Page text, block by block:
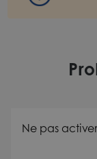
Ne pas